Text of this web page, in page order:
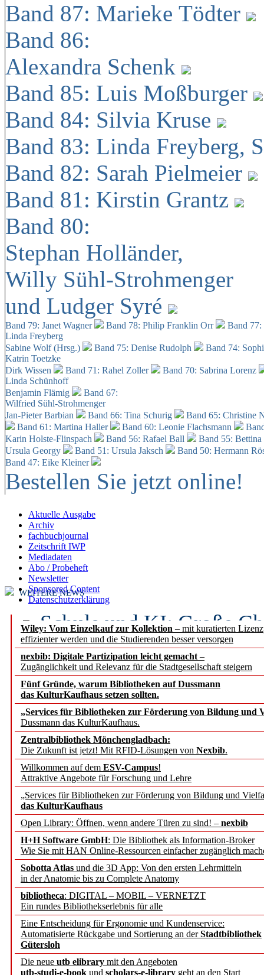
Band 87: Marieke Tödter
Band 86:
Alexandra Schenk
Band 85: Luis Moßburger
Band 84: Silvia Kruse
Band 83: Linda Freyberg,
Band 82: Sarah Pielmeier
Band 81: Kirstin Grantz
Band 80:
Stephan Holländer,
Willy Sühl-Strohmenger
und Ludger Syré
Band 79: Janet Wagner Band 78: Philip Franklin Orr
Band
Linda Freyberg
Sabine Wolf (Hrsg.)
Band 75: Denise Rudolph
Band 74:
Katrin Toetzke
Dirk Wissen
Band 71: Rahel Zoller
Band 70: Sabrina Lorenz
Linda Schünhoff
Benjamin Flämig
Band 67:
Wilfried Sühl-Strohmenger
Jan-Pieter Barbian
Band 66: Tina Schurig
Band 65: Christine
Band 61: Martina Haller
Band 60: Leonie Flachsmann
Karin Holste-Flinspach
Band 56: Rafael Ball
Band 55:
Ursula Georgy
Band 51: Ursula Jaksch Band 50: Hermann
Band 47: Eike Kleiner
Bestellen Sie jetzt online!
Aktuelle Ausgabe
Archiv
fachbuchjournal
Zeitschrift IWP
Mediadaten
Abo / Probeheft
Newsletter
Sponsored Content
Datenschutzerklärung
Wiley: Vom Einzelkauf zur Kollektion – mit kuratierten
effizienter werden und die Studierenden besser versorgen
nexbib: Digitale Partizipation leicht gemacht –
Zugänglichkeit und Relevanz für die Stadtgesellschaft steigern
Fünf Gründe, warum Bibliotheken auf Dussmann
das KulturKaufhaus setzen sollten.
„Services für Bibliotheken zur Förderung von Bildung und
Dussmann das KulturKaufhaus.
Zentralbibliothek Mönchengladbach:
Die Zukunft ist jetzt! Mit RFID-Lösungen von Nexbib.
Willkommen auf dem ESV-Campus!
Attraktive Angebote für Forschung und Lehre
„Services für Bibliotheken zur Förderung von Bildung und
das KulturKaufhaus
Open Library: Öffnen, wenn andere Türen zu sind! – nexbib
H+H Software GmbH: Die Bibliothek als Information-Broker
Wie Sie mit HAN Online-Ressourcen einfacher zugänglich
Sobotta Atlas und die 3D App: Von den ersten Lehrmitteln
in der Anatomie bis zu Complete Anatomy
bibliotheca: DIGITAL – MOBIL – VERNETZT
Ein rundes Bibliothekserlebnis für alle
Eine Entscheidung für Ergonomie und Kundenservice:
Automatisierte Rückgabe und Sortierung an derStadtbibliothek
Gütersloh
Die neue utb elibrary mit den Angeboten
utb-studi-e-book und scholars-e-library geht an den Start
WEITERE NEWS
Schule und KI: Große
Voraussetzungen
Erfolgreiches erstes
Segment Research –
angepasst
konstruktiv!
Mohr Siebeck
und die Zeitschrift für
Francke Attempto
EBSCO Information
Recherchefunktionen in
Sorbisches Institut neu
Geschichte und